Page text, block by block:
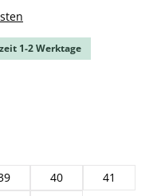
1-2 Werktage
40
41